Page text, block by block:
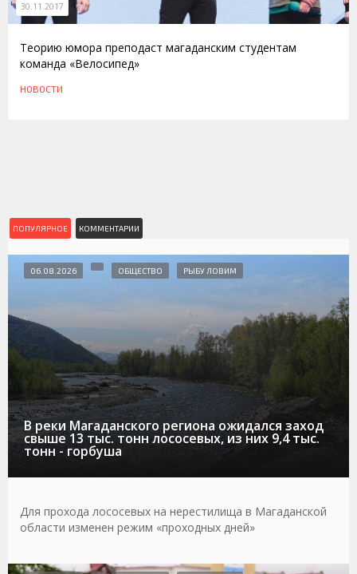
30.11.2017
Теорию юмора преподаст магаданским студентам
команда «Велосипед»
НОВОСТИ
ПОПУЛЯРНОЕ КОММЕНТАРИИ
В реки Магаданского региона ожидался заход
свыше 13 тыс. тонн лососевых, из них 9,4 тыс.
тонн - горбуша
06.08.2026 ОБЩЕСТВО РЫБУ ЛОВИМ
Для прохода лососевых на нерестилища в Магаданской
области изменен режим «проходных дней»